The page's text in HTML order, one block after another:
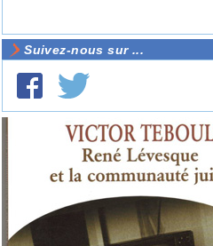
Suivez-nous sur ...